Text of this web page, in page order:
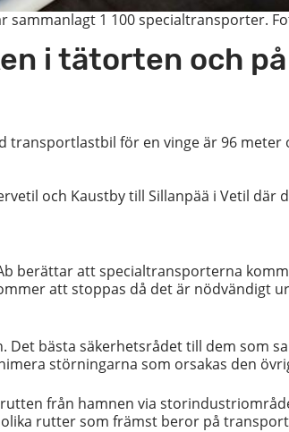
1 100 specialtransporter.
i tätorten och
transportlastbil för en vinge är 96
och Kaustby till Sillanpää i Vetil
berättar att specialtransporterna
att stoppas då det är nödvändigt
bästa säkerhetsrådet till dem som
störningarna som orsakas den
från hamnen via
rutter som främst beror på